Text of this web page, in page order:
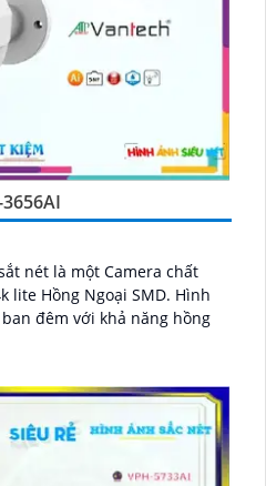
3656AI
nét là một Camera chất
Hồng Ngoại SMD. Hình
đêm với khả năng hồng